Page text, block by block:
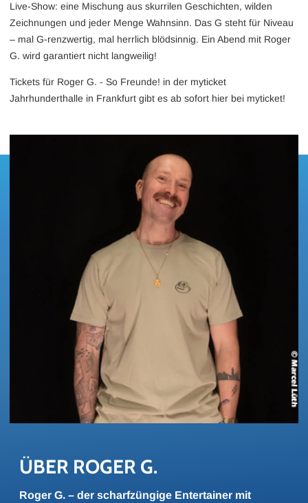
Live-Show: eine Mischung aus skurrilen Geschichten, wilden
Zeichnungen und jeder Menge Wahnsinn. Das G steht für Niveau
– mal G-renzwertig, mal herrlich blödsinnig. Ein Abend mit Roger
G. wird garantiert nicht langweilig!
Tickets für Roger G. - So Freunde! in der myticket
Jahrhunderthalle in Frankfurt gibt es ab sofort hier bei myticket!
ÜBER ROGER G.
Roger G. – der scharfzüngige Entertainer mit